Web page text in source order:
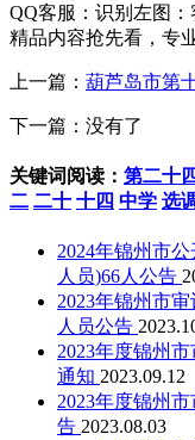
QQ客服： 识别左图
精品内容抢先看，专
上一篇： 葫芦岛市第
下一篇：没有了
关键词阅读： 第二十
二 二十 十四 中学 选
2024年锦州市
人员)66人公告
2023年锦州市
人员公告
2023年度锦州
通知 2023.09.12
2023年度锦州
告 2023.08.03